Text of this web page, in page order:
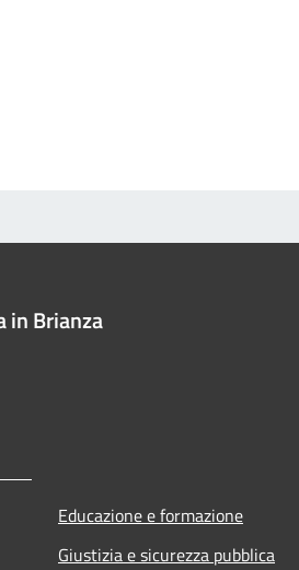
in Brianza
Educazione e formazione
Giustizia e sicurezza pubblica